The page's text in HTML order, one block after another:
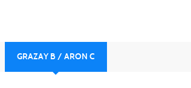
GRAZAY B / ARON C